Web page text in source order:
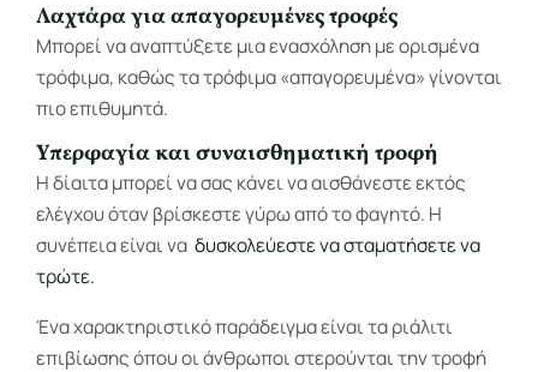
Λαχτάρα για απαγορευμένες τροφές
Μπορεί να αναπτύξετε μια ενασχόληση με ορισμένα
τρόφιμα, καθώς τα τρόφιμα «απαγορευμένα» γίνονται
πιο επιθυμητά.
Υπερφαγία και συναισθηματική τροφή
Η δίαιτα μπορεί να σας κάνει να αισθάνεστε εκτός
ελέγχου όταν βρίσκεστε γύρω από το φαγητό. Η
συνέπεια είναι να δυσκολεύεστε να σταματήσετε να
τρώτε.
Ένα χαρακτηριστικό παράδειγμα είναι τα ριάλιτι
επιβίωσης όπου οι άνθρωποι στερούνται την τροφή